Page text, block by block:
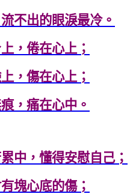
不出的眼淚最冷。
，倦在心上；
，傷在心上；
，痛在心中。
中，懂得安慰自己；
塊心底的傷；